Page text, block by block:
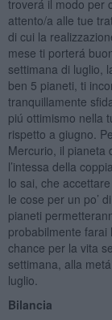
troverá il modo per
attento/a alle tue
di cui la
mese ti porterá
settimana di luglio,
ben 5 pianeti, ti
tranquillamente
piú ottimismo nella
rispetto a giugno.
Mercurio, il pianeta
l’intessa della
lo sai, che
le cose per un po’
pianeti
probabilmente farai
chance per la vita
settimana, alla
luglio.
Bilancia